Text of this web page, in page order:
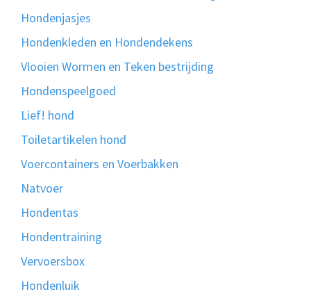
Hondenjasjes
Hondenkleden en Hondendekens
Vlooien Wormen en Teken bestrijding
Hondenspeelgoed
Lief! hond
Toiletartikelen hond
Voercontainers en Voerbakken
Natvoer
Hondentas
Hondentraining
Vervoersbox
Hondenluik